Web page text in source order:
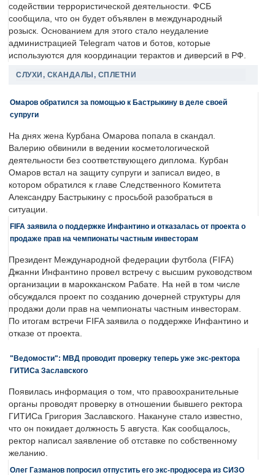
содействии террористической деятельности. ФСБ
сообщила, что он будет объявлен в международный
розыск. Основанием для этого стало неудаление
администрацией Telegram чатов и ботов, которые
используются для координации терактов и диверсий в РФ.
СЛУХИ, СКАНДАЛЫ, СПЛЕТНИ
Омаров обратился за помощью к Бастрыкину в деле своей
супруги
На днях жена Курбана Омарова попала в скандал.
Валерию обвинили в ведении косметологической
деятельности без соответствующего диплома. Курбан
Омаров встал на защиту супруги и записал видео, в
котором обратился к главе Следственного Комитета
Александру Бастрыкину с просьбой разобраться в
ситуации.
FIFA заявила о поддержке Инфантино и отказалась от проекта о
продаже прав на чемпионаты частным инвесторам
Президент Международной федерации футбола (FIFA)
Джанни Инфантино провел встречу с высшим руководством
организации в марокканском Рабате. На ней в том числе
обсуждался проект по созданию дочерней структуры для
продажи доли прав на чемпионаты частным инвесторам.
По итогам встречи FIFA заявила о поддержке Инфантино и
отказе от проекта.
"Ведомости": МВД проводит проверку теперь уже экс-ректора
ГИТИСа Заславского
Появилась информация о том, что правоохранительные
органы проводят проверку в отношении бывшего ректора
ГИТИСа Григория Заславского. Накануне стало известно,
что он покидает должность 5 августа. Как сообщалось,
ректор написал заявление об отставке по собственному
желанию.
Олег Газманов попросил отпустить его экс-продюсера из СИЗО